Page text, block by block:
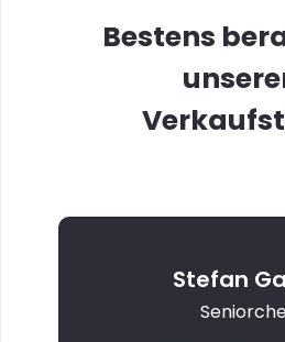
Bestens
Stefan